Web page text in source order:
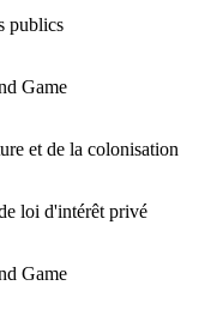
publics
Game
et de la colonisation
loi d'intérêt privé
Game